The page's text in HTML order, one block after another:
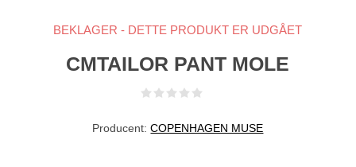
BEKLAGER - DETTE PRODUKT ER UDGÅET
CMTAILOR PANT MOLE
Producent: COPENHAGEN MUSE